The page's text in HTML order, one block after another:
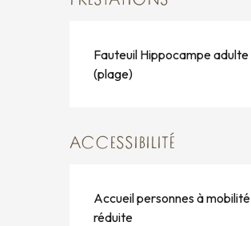
Fauteuil Hippocampe adulte
(plage)
ACCESSIBILITÉ
Accueil personnes à mobilité
réduite